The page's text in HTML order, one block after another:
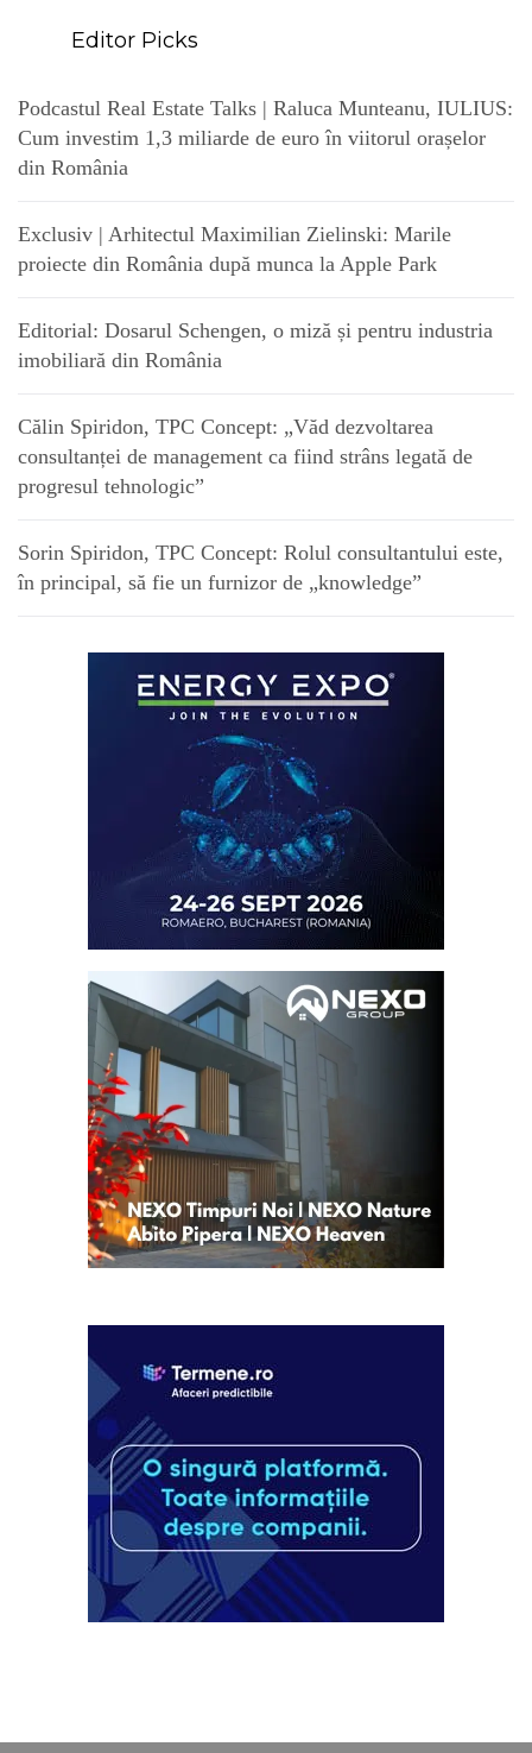
Editor Picks
Podcastul Real Estate Talks | Raluca Munteanu, IULIUS:
Cum investim 1,3 miliarde de euro în viitorul orașelor
din România
Exclusiv | Arhitectul Maximilian Zielinski: Marile
proiecte din România după munca la Apple Park
Editorial: Dosarul Schengen, o miză și pentru industria
imobiliară din România
Călin Spiridon, TPC Concept: „Văd dezvoltarea
consultanței de management ca fiind strâns legată de
progresul tehnologic”
Sorin Spiridon, TPC Concept: Rolul consultantului este,
în principal, să fie un furnizor de „knowledge”